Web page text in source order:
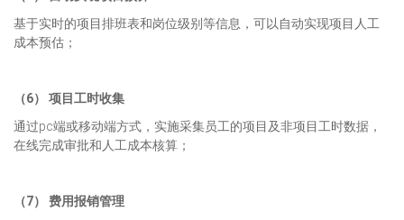
基于实时的项目排班表和岗位级别等信息，可以自动实现项目人工
成本预估；
（6） 项目工时收集
通过pc端或移动端方式，实施采集员工的项目及非项目工时数据，
在线完成审批和人工成本核算；
（7） 费用报销管理